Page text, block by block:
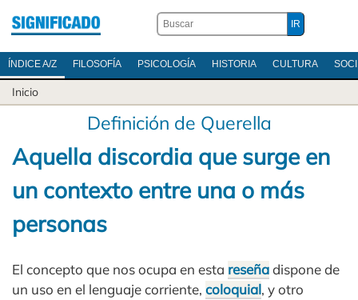
ÍNDICE A/Z FILOSOFÍA PSICOLOGÍA HISTORIA CULTURA
Inicio
Definición de Querella
Aquella discordia que surge en
un contexto entre una o más
personas
El concepto que nos ocupa en esta reseñadispone de
un uso en el lenguaje corriente, coloquial, y otro